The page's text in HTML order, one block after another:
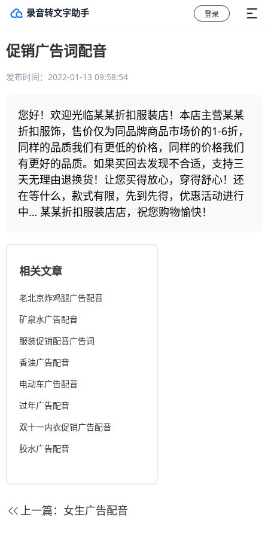
录音转文字助手 登录
促销广告词配音
发布时间：2022-01-13 09:58:54
您好！欢迎光临某某折扣服装店！本店主营某某
折扣服饰，售价仅为同品牌商品市场价的1-6折，
同样的品质我们有更低的价格，同样的价格我们
有更好的品质。如果买回去发现不合适，支持三
天无理由退换货！让您买得放心，穿得舒心！还
在等什么，款式有限，先到先得，优惠活动进行
中… 某某折扣服装店店，祝您购物愉快！
相关文章
老北京炸鸡腿广告配音
矿泉水广告配音
服装促销配音广告词
香油广告配音
电动车广告配音
过年广告配音
双十一内衣促销广告配音
胶水广告配音
上一篇： 女生广告配音